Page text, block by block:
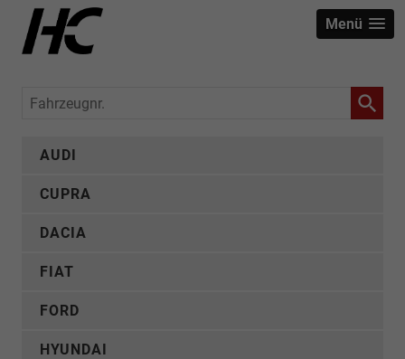
Menü
Fahrzeugnr.
AUDI
CUPRA
DACIA
FIAT
FORD
HYUNDAI